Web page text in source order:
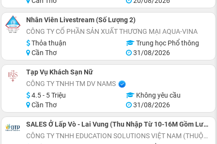
Nhân Viên Livestream (Số Lượng 2)
CÔNG TY CỔ PHẦN SẢN XUẤT THƯƠNG MẠI AQUA-VINA
Thỏa thuận
Trung học Phổ thông
Cần Thơ
31/08/2026
Tạp Vụ Khách Sạn Nữ
CÔNG TY TNHH TM DV NAMS
4.5 - 5 Triệu
Không yêu cầu
Cần Thơ
31/08/2026
SALES Ở Lấp Vò - Lai Vung (Thu Nhập Từ 10-16M Gồm Lương Cứng 8M+Phụ Cấp+Doanh Số)
CÔNG TY TNHH EDUCATION SOLUTIONS VIỆT NAM (THUỘC TẬP ĐOÀN ĐẠI TRƯỜNG PHÁT)